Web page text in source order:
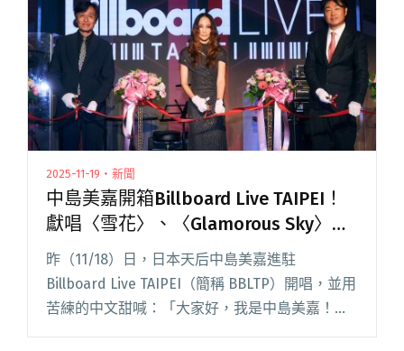
哈圈性別論戰、方大同離世、簡單生活節20週
年⋯⋯2025年度台灣音樂事件簿"
2025-11-19・新聞
中島美嘉開箱Billboard Live TAIPEI！
獻唱〈雪花〉、〈Glamorous Sky〉等
代表作
昨（11/18）日，日本天后中島美嘉進駐
Billboard Live TAIPEI（簡稱 BBLTP）開唱，並用
苦練的中文甜喊：「大家好，我是中島美嘉！」
從未在 Billboard Live 唱過，首次就獻給了台